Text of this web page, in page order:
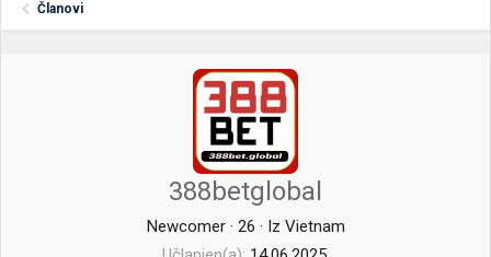
Članovi
388betglobal
Newcomer · 26 · Iz Vietnam